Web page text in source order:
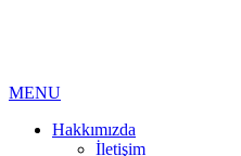
MENU
Hakkımızda
İletişim